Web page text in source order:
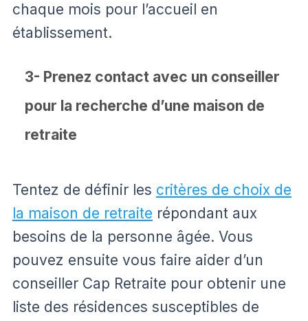
chaque mois pour l’accueil en
établissement.
3- Prenez contact avec un conseiller
pour la recherche d’une maison de
retraite
Tentez de définir les critères de choix de
la maison de retraite répondant aux
besoins de la personne âgée. Vous
pouvez ensuite vous faire aider d’un
conseiller Cap Retraite pour obtenir une
liste des résidences susceptibles de